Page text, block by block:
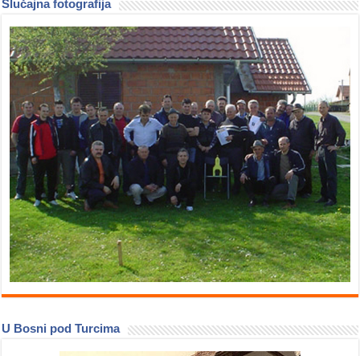
Slučajna fotografija
U Bosni pod Turcima